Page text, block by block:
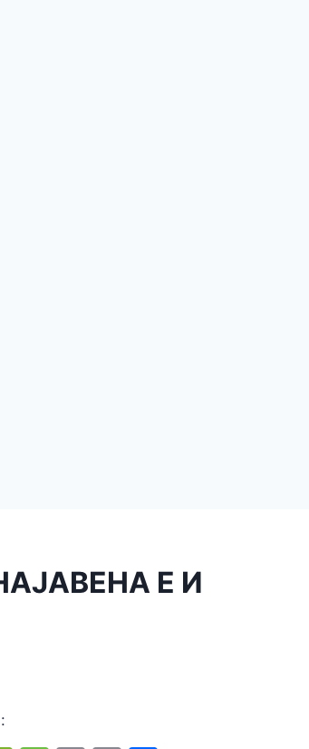
Е И